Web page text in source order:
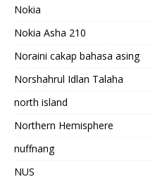
Nokia
Nokia Asha 210
Noraini cakap bahasa asing
Norshahrul Idlan Talaha
north island
Northern Hemisphere
nuffnang
NUS